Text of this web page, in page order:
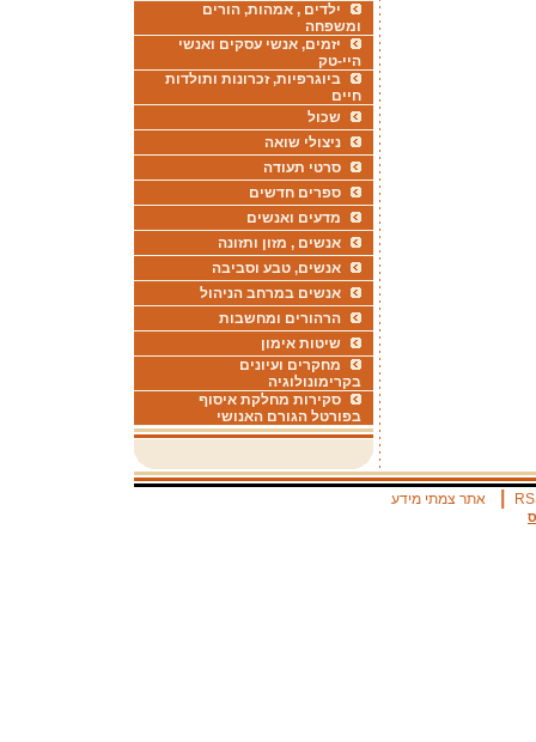
ילדים , אמהות, הורים
ומשפחה
יזמים, אנשי עסקים ואנשי
היי-טק
ביוגרפיות, זכרונות ותולדות
חיים
שכול
ניצולי שואה
סרטי תעודה
ספרים חדשים
מדעים ואנשים
אנשים , מזון ותזונה
אנשים, טבע וסביבה
אנשים במרחב הניהול
הרהורים ומחשבות
שיטות אימון
מחקרים ועיונים
בקרימונולוגיה
סקירות מחלקת איסוף
בפורטל הגורם האנושי
אתר צמתי מידע